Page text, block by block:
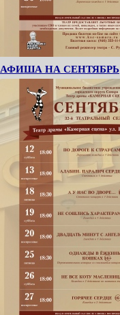
АФИША НА СЕНТЯБРЬ